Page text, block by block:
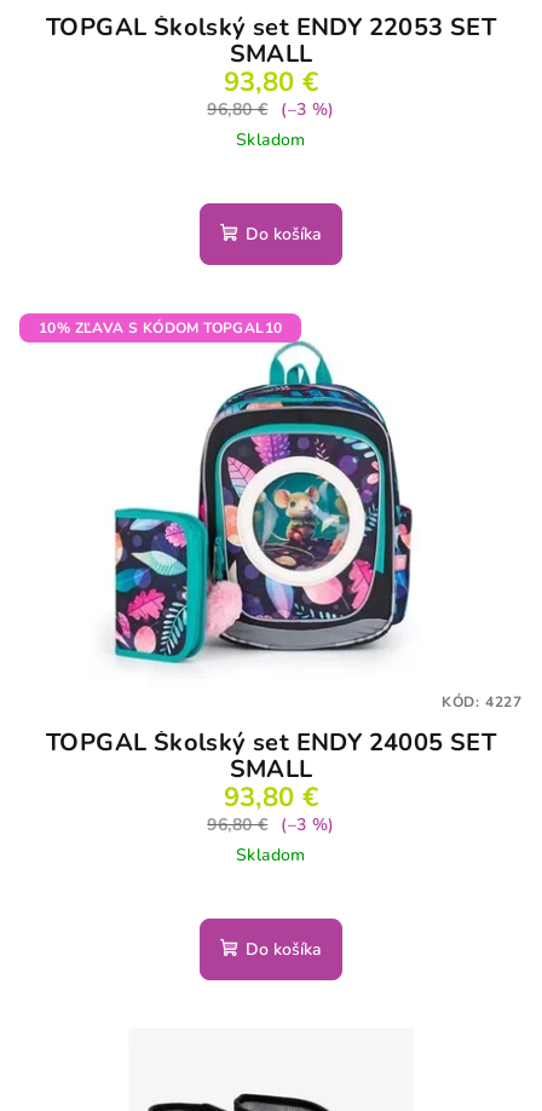
TOPGAL Školský set ENDY 22053 SET
SMALL
93,80 €
96,80 €
(–3 %)
Skladom
Do košíka
10% ZĽAVA S KÓDOM TOPGAL10
TOPGAL Školský set ENDY 24005 SET
SMALL
93,80 €
96,80 €
(–3 %)
Skladom
Do košíka
KÓD: 4227